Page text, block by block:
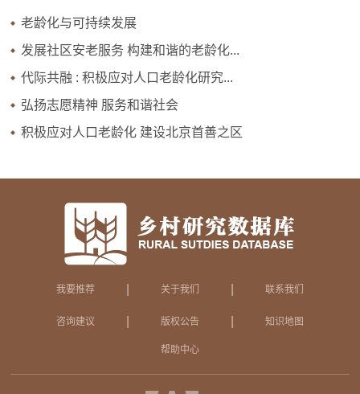
老龄化与可持续发展
发展社区安老服务 构建和谐的老龄化...
代际共融 : 积极应对人口老龄化研究...
弘扬志愿精神 服务和谐社会
积极应对人口老龄化 建设北京首善之区
我要推荐 关于我们 联系我们
咨询建议 版权公告 知识地图
帮助中心